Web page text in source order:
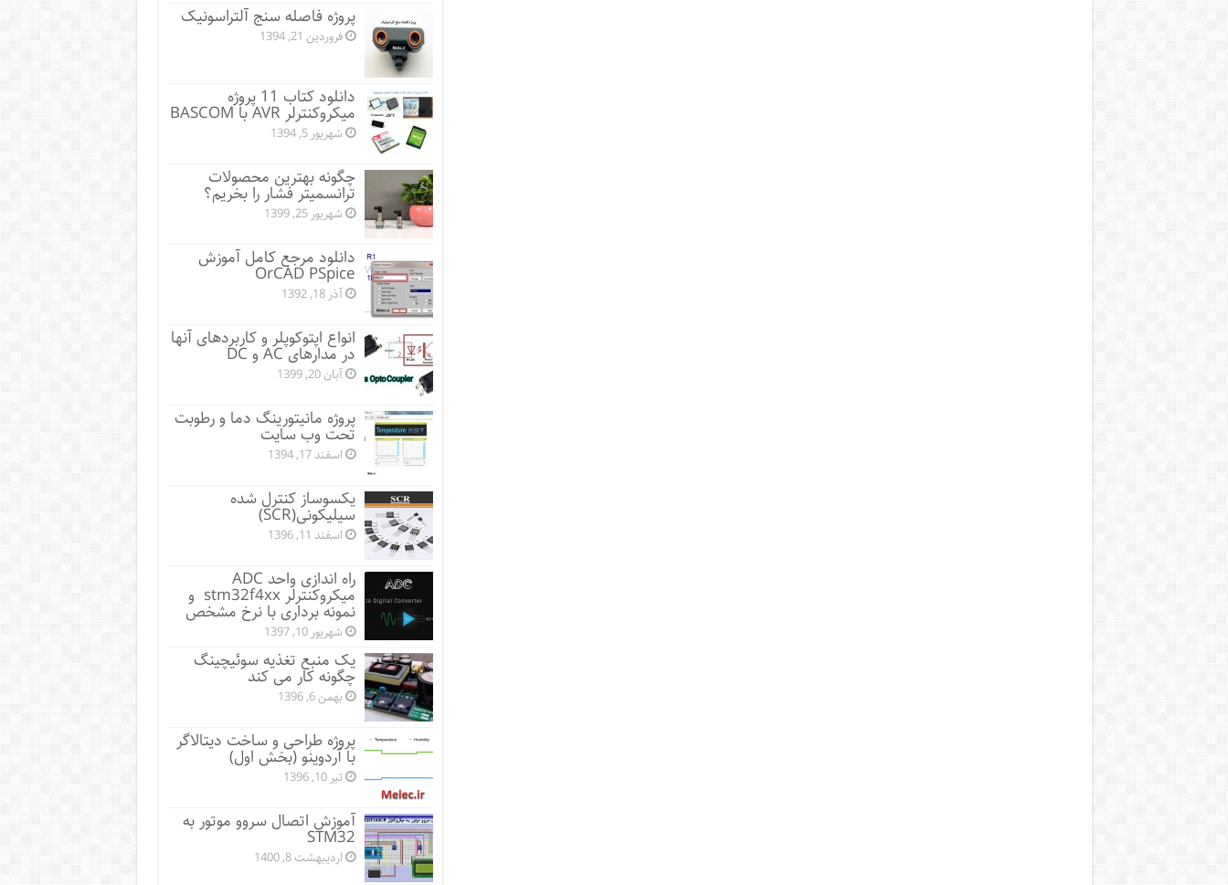
پروژه فاصله سنج آلتراسونیک
فروردین 21, 1394
دانلود کتاب 11 پروژه
میکروکنترلر AVR با BASCOM
شهریور 5, 1394
چگونه بهترین محصولات
ترانسمیتر فشار را بخریم؟
شهریور 25, 1399
دانلود مرجع کامل آموزش
OrCAD PSpice
آذر 18, 1392
انواع اپتوکوپلر و کاربردهای آنها
در مدارهای AC و DC
آبان 20, 1399
پروژه مانيتورينگ دما و رطوبت
تحت وب سایت
اسفند 17, 1394
یکسوساز کنترل شده
سیلیکونی(SCR)
اسفند 11, 1396
راه اندازی واحد ADC
میکروکنترلر stm32f4xx و
نمونه برداری با نرخ مشخص
شهریور 10, 1397
یک منبع تغذیه سوئیچینگ
چگونه کار می کند
بهمن 6, 1396
پروژه طراحی و ساخت دیتالاگر
با آردوینو (بخش اول)
تیر 10, 1396
آموزش اتصال سروو موتور به
STM32
اردیبهشت 8, 1400